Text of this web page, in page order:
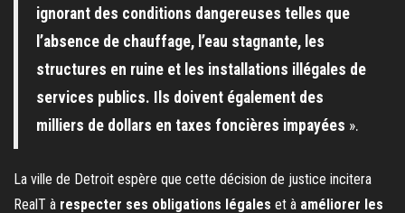
ignorant des conditions dangereuses telles que
l’absence de chauffage, l’eau stagnante, les
structures en ruine et les installations illégales de
services publics. Ils doivent également des
milliers de dollars en taxes foncières impayées ».
La ville de Detroit espère que cette décision de justice incitera
RealT à respecter ses obligations légales et à améliorer les